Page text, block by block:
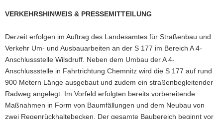
e
a
v
i
g
a
t
i
VERKEHRSHINWEIS & PRESSEMITTEILUNG
Derzeit erfolgen im Auftrag des Landesamtes für Straßenbau und
Verkehr Um- und Ausbauarbeiten an der S 177 im Bereich A 4-
Anschlussstelle Wilsdruff. Neben dem Umbau der A 4-
Anschlussstelle in Fahrtrichtung Chemnitz wird die S 177 auf rund
900 Metern Länge ausgebaut und zudem ein straßenbegleitender
Radweg angelegt. Im Vorfeld erfolgten bereits vorbereitende
Maßnahmen in Form von Baumfällungen und dem Neubau von
zwei Regenrückhaltebecken. Der gesamte Baubereich beginnt vor